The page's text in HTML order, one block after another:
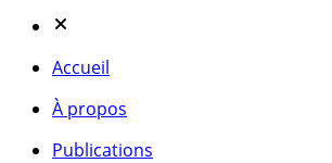
Accueil
À propos
Publications